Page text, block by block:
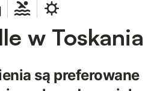
w Toskania
są preferowane